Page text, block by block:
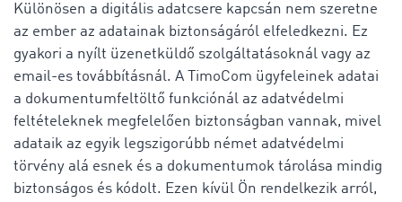
Különösen a digitális adatcsere kapcsán nem szeretne
az ember az adatainak biztonságáról elfeledkezni. Ez
gyakori a nyílt üzenetküldő szolgáltatásoknál vagy az
email-es továbbításnál. A TimoCom ügyfeleinek adatai
a dokumentumfeltöltő funkciónál az adatvédelmi
feltételeknek megfelelően biztonságban vannak, mivel
adataik az egyik legszigorúbb német adatvédelmi
törvény alá esnek és a dokumentumok tárolása mindig
biztonságos és kódolt. Ezen kívül Ön rendelkezik arról,